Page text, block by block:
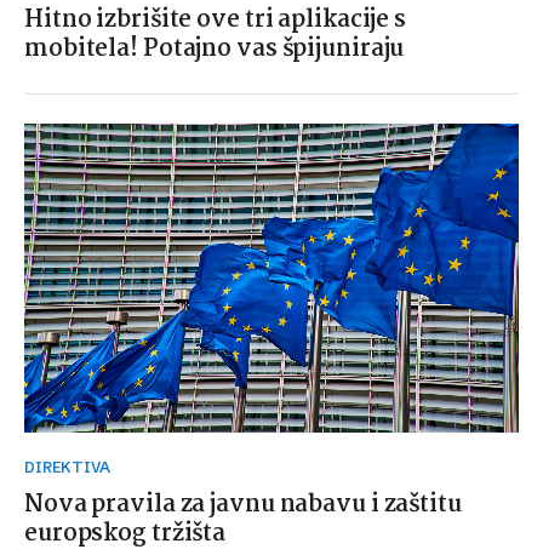
Hitno izbrišite ove tri aplikacije s
mobitela! Potajno vas špijuniraju
DIREKTIVA
Nova pravila za javnu nabavu i zaštitu
europskog tržišta